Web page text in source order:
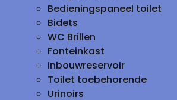
Bedieningspaneel toilet
Bidets
WC Brillen
Fonteinkast
Inbouwreservoir
Toilet toebehorende
Urinoirs